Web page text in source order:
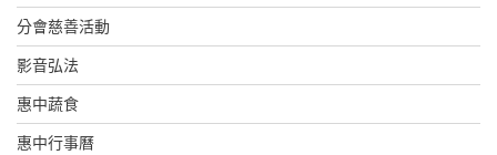
分會慈善活動
影音弘法
惠中蔬食
惠中行事曆